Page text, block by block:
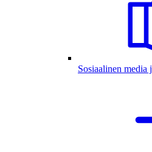
Sosiaalinen media